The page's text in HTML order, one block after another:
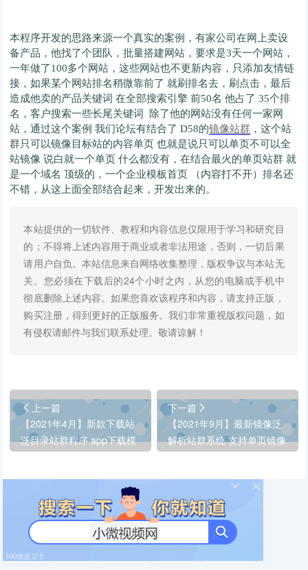
本程序开发的思路来源一个真实的案例，有家公司在网上卖设
备产品，他找了个团队，批量搭建网站，要求是3天一个网站，
一年做了100多个网站，这些网站也不更新内容，只添加友情链
接，如果某个网站排名稍微靠前了 就刷排名去，刷点击，最后
造成他卖的产品关键词 在全部搜索引擎 前50名 他占了 35个排
名，客户搜索一些长尾关键词 除了他的网站没有任何一家网
站，通过这个案例 我们论坛有结合了 D58的镜像站群 ，这个站
群只可以镜像目标站的内容单页 也就是说只可以单页不可以全
站镜像 说白就一个单页 什么都没有，在结合最火的单页站群 就
是一个域名 顶级的，一个企业模板首页 （内容打不开）排名还
不错，从这上面全部结合起来，开发出来的。
本站提供的一切软件、教程和内容信息仅限用于学习和研究目
的；不得将上述内容用于商业或者非法用途，否则，一切后果
请用户自负。本站信息来自网络收集整理，版权争议与本站无
关。您必须在下载后的24个小时之内，从您的电脑或手机中
彻底删除上述内容。如果您喜欢该程序和内容，请支持正版，
购买注册，得到更好的正版服务。我们非常重视版权问题，如
有侵权请邮件与我们联系处理。敬请谅解！
上一篇
【2021年4月】新款下载站
泛目录站群程序 app下载模
下一篇
【2021年9月】最新镜像泛
解析站群系统 支持单页镜像